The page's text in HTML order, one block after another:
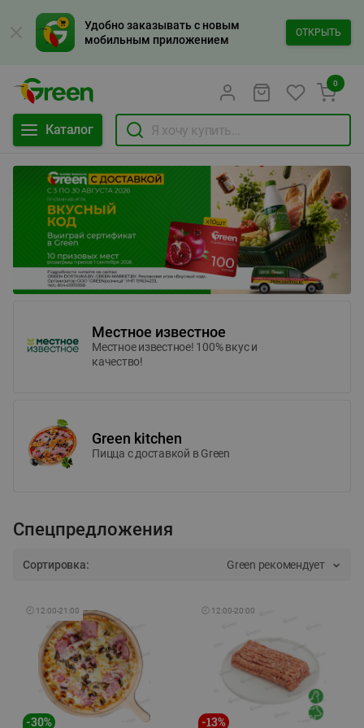
Удобно заказывать с новым
мобильным приложением
ОТКРЫТЬ
Каталог
0
Местное известное
Местное известное! 100% вкус и
качество!
Green kitchen
Пицца c доставкой в Green
Спецпредложения
Сортировка: Green рекомендует
🕘 12:00-21:00
-30%
🕘 12:00-20:00
-13%